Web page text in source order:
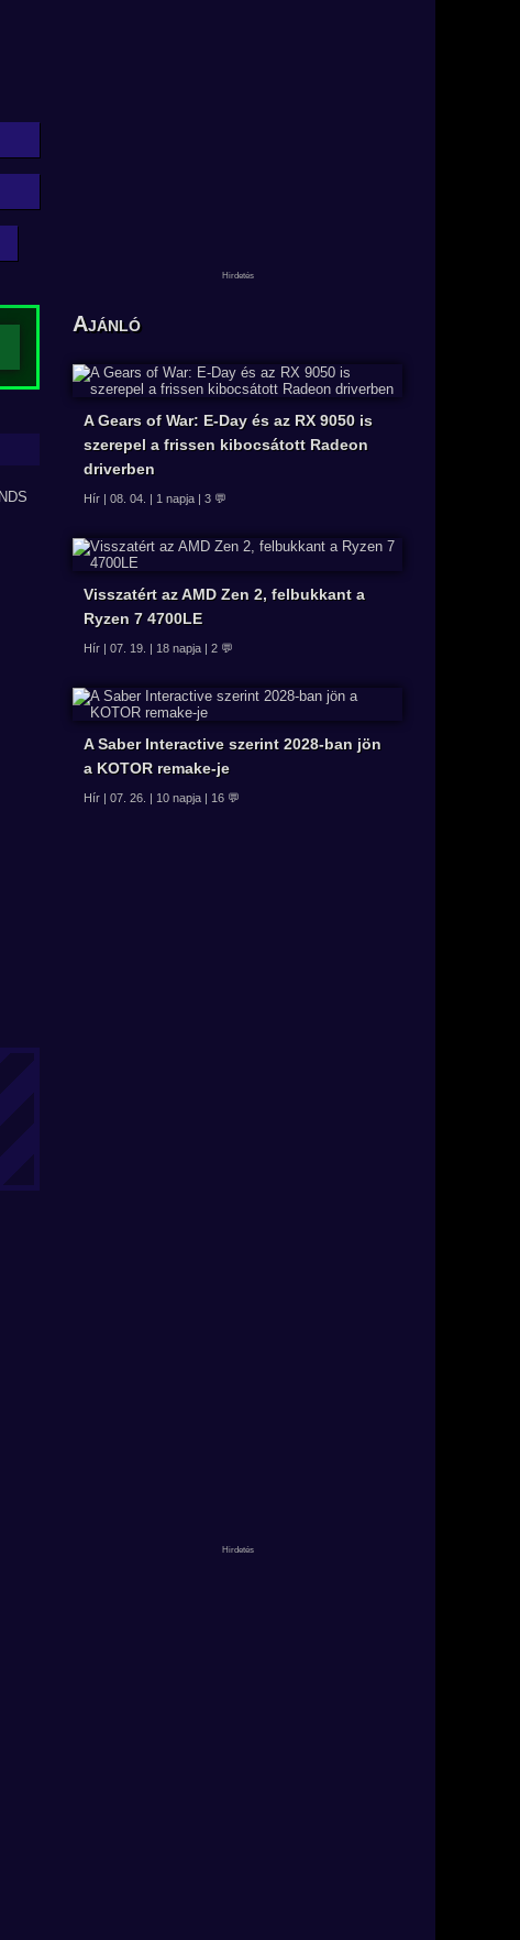
Ajánló
A Gears of War: E-Day és az RX 9050 is
szerepel a frissen kibocsátott Radeon
driverben
Hír | 08. 04. | 1 napja | 3 💬
Visszatért az AMD Zen 2, felbukkant a
Ryzen 7 4700LE
Hír | 07. 19. | 18 napja | 2 💬
A Saber Interactive szerint 2028-ban jön
a KOTOR remake-je
Hír | 07. 26. | 10 napja | 16 💬